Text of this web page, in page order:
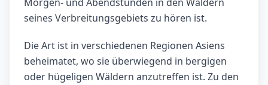
seines Verbreitungsgebiets zu hören ist.
Die Art ist in verschiedenen Regionen Asiens
beheimatet, wo sie überwiegend in bergigen
oder hügeligen Wäldern anzutreffen ist. Zu den